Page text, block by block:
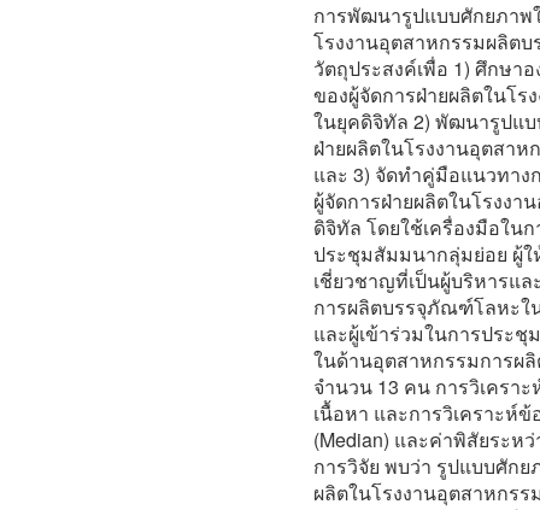
การพัฒนารูปแบบศักยภาพ
โรงงานอุตสาหกรรมผลิต
วัตถุประสงค์เพื่อ 1) ศึกษา
ของผู้จัดการฝ่ายผลิตในโ
ในยุคดิจิทัล 2) พัฒนารูปแ
ฝ่ายผลิตในโรงงานอุตสา
และ 3) จัดทำคู่มือแนวทา
ผู้จัดการฝ่ายผลิตในโรงง
ดิจิทัล โดยใช้เครื่องมือใน
ประชุมสัมมนากลุ่มย่อย ผู้ใ
เชี่ยวชาญที่เป็นผู้บริหารแ
การผลิตบรรจุภัณฑ์โลหะใ
และผู้เข้าร่วมในการประ
ในด้านอุตสาหกรรมการผ
จำนวน 13 คน การวิเครา
เนื้อหา และการวิเคราะห์
(Median) และค่าพิสัยระห
การวิจัย พบว่า รูปแบบศัก
ผลิตในโรงงานอุตสาหกร